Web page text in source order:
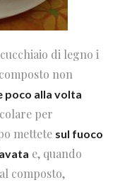
di legno i
non
poco alla volta
per
mettete sul fuoco
e, quando
composto,